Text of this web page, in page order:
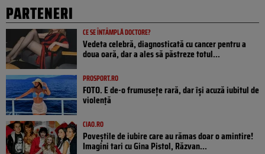
PARTENERI
CE SE ÎNTÂMPLĂ DOCTORE?
Vedeta celebră, diagnosticată cu cancer pentru a
doua oară, dar a ales să păstreze totul...
PROSPORT.RO
FOTO. E de-o frumusețe rară, dar își acuză iubitul de
violență
CIAO.RO
Poveştile de iubire care au rămas doar o amintire!
Imagini tari cu Gina Pistol, Răzvan...